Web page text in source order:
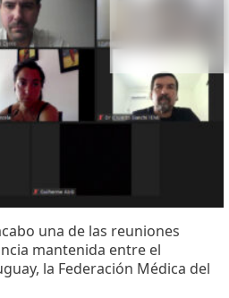
una de las reuniones
mantenida entre el
la Federación Médica del